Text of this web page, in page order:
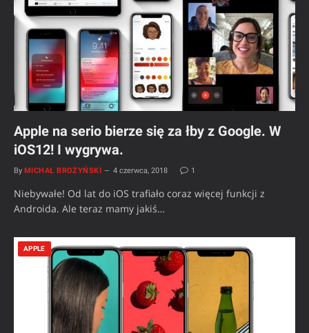
Apple na serio bierze się za łby z Google. W
iOS12! I wygrywa.
By MICHAŁ BROŻYŃSKI 4 czerwca, 2018 1
Niebywałe! Od lat do iOS trafiało coraz więcej funkcji z
Androida. Ale teraz mamy jakiś…
APPLE